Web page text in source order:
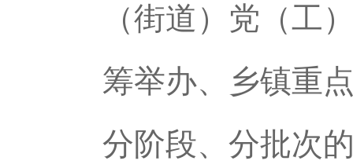
（街道）党（工
筹举办、乡镇重
分阶段、分批次